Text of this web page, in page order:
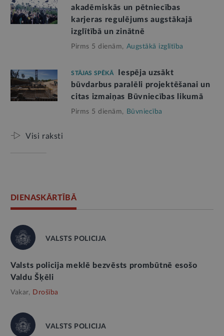
akadēmiskās un pētniecības
karjeras regulējums augstākajā
izglītībā un zinātnē
Pirms 5 dienām, Augstākā izglītība
STĀJAS SPĒKĀ
Iespēja uzsākt
būvdarbus paralēli projektēšanai un
citas izmaiņas Būvniecības likumā
Pirms 5 dienām, Būvniecība
Visi raksti
DIENASKĀRTĪBĀ
VALSTS POLICIJA
Valsts policija meklē bezvēsts prombūtnē esošo
Valdu Šķēli
Vakar, Drošība
VALSTS POLICIJA